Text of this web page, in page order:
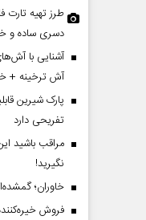
طرز تهیه تارت
دسری ساده و
آشنایی با
آش ترخینه +
پارک شیرین
تفریحی دارد
مراقب باشید
نگیرید!
خاوران؛